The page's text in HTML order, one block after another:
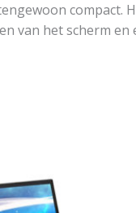
compact.
van het scherm